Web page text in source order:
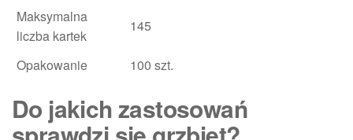
Maksymalna
liczba kartek
145
Opakowanie 100 szt.
Do jakich zastosowań